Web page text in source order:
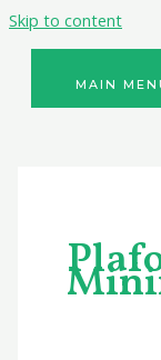
Skip to content
MAIN